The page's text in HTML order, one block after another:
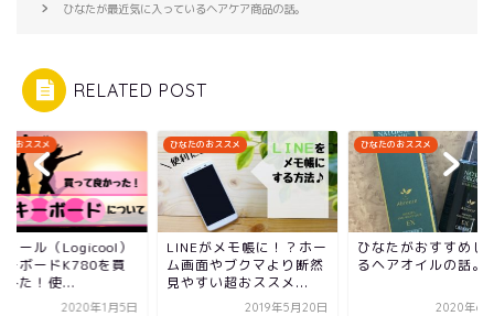
ひなたが最近気に入っているヘアケア商品の話。
RELATED POST
のおススメ
クール（Logicool）
ーボードK780を買
みた！使...
2020年1月5日
ひなたのおススメ
LINEがメモ帳に！？ホー
ム画面やブクマより断然
見やすい超おススメ...
2019年5月20日
ひなたのおススメ
ひなたがおすすめし
るヘアオイルの話。
2020年6